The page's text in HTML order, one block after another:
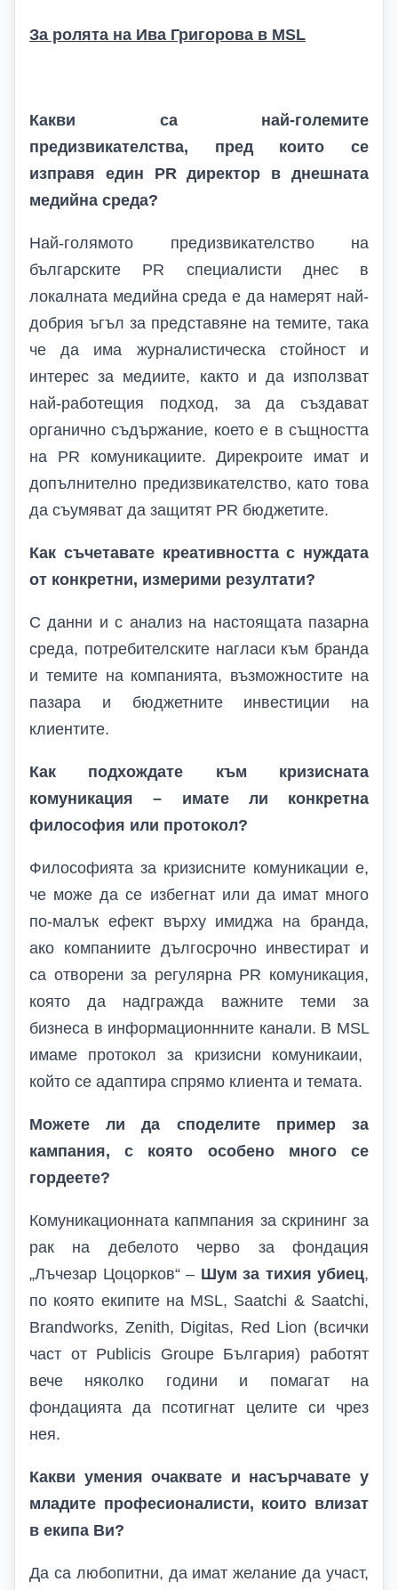
За ролята на Ива Григорова в MSL
Какви са най-големите
предизвикателства, пред които се
изправя един PR директор в днешната
медийна среда?
Най-голямото предизвикателство на
българските PR специалисти днес в
локалната медийна среда е да намерят най-
добрия ъгъл за представяне на темите, така
че да има журналистическа стойност и
интерес за медиите, както и да използват
най-работещия подход, за да създават
органично съдържание, което е в същността
на PR комуникациите. Дирекроите имат и
допълнително предизвикателство, като това
да съумяват да защитят PR бюджетите.
Как съчетавате креативността с нуждата
от конкретни, измерими резултати?
С данни и с анализ на настоящата пазарна
среда, потребителските нагласи към бранда
и темите на компанията, възможностите на
пазара и бюджетните инвестиции на
клиентите.
Как подхождате към кризисната
комуникация – имате ли конкретна
философия или протокол?
Философията за кризисните комуникации е,
че може да се избегнат или да имат много
по-малък ефект върху имиджа на бранда,
ако компаниите дългосрочно инвестират и
са отворени за регулярна PR комуникация,
която да надгражда важните теми за
бизнеса в информационнните канали. В MSL
имаме протокол за кризисни комуникаии,
който се адаптира спрямо клиента и темата.
Можете ли да споделите пример за
кампания, с която особено много се
гордеете?
Комуникационната капмпания за скрининг за
рак на дебелото черво за фондация
„Лъчезар Цоцорков“ – Шум за тихия убиец,
по която екипите на MSL, Saatchi & Saatchi,
Brandworks, Zenith, Digitas, Red Lion (всички
част от Publicis GroupeБългария) работят
вече няколко години и помагат на
фондацията да псотигнат целите си чрез
нея.
Какви умения очаквате и насърчавате у
младите професионалисти, които влизат
в екипа Ви?
Да са любопитни, да имат желание да участ,